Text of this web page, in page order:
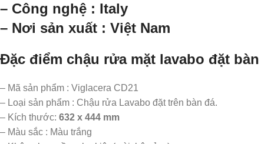
– Công nghệ : Italy
– Nơi sản xuất : Việt Nam
Đặc điểm chậu rửa mặt lavabo đặt bàn
– Mã sản phẩm : Viglacera CD21
– Loại sản phẩm : Chậu rửa Lavabo đặt trên bàn đá.
– Kích thước: 632 x 444 mm
– Màu sắc : Màu trắng